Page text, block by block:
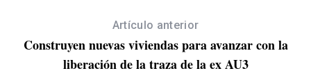
Artículo anterior
Construyen nuevas viviendas para avanzar con la
liberación de la traza de la ex AU3